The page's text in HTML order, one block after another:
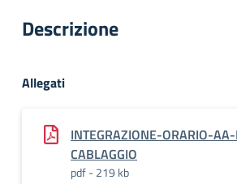
Descrizione
Allegati
INTEGRAZIONE-ORARIO-
CABLAGGIO
pdf - 219 kb